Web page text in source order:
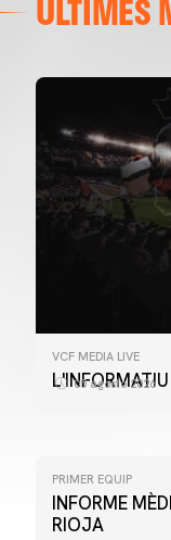
ÚLTIMES
VCF MEDIA LIVE
05 agosto 2026
PRIMER EQUIP
INFORME
RIOJA